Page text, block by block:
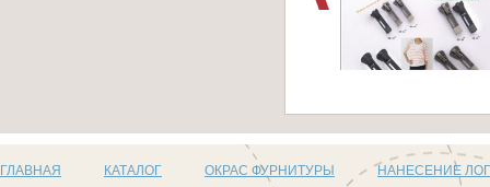
ГЛАВНАЯ КАТАЛОГ ОКРАС ФУРНИТУРЫ НАНЕСЕНИЕ